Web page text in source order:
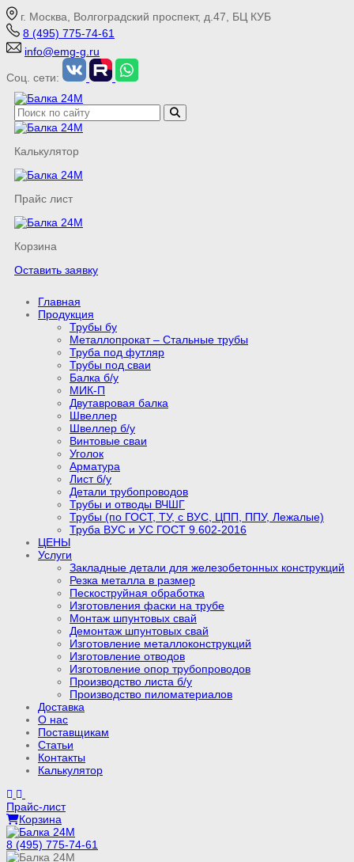
г. Москва, Волгоградский проспект, д.47, БЦ КУБ
8 (495) 775-74-61
info@emg-g.ru
Соц. сети:
Калькулятор
Прайс лист
Корзина
Оставить заявку
Главная
Продукция
Трубы бу
Металлопрокат – Стальные трубы
Труба под футляр
Трубы под сваи
Балка б/у
МИК-П
Двутавровая балка
Швеллер
Швеллер б/у
Винтовые сваи
Уголок
Арматура
Лист б/у
Детали трубопроводов
Трубы и отводы ВЧШГ
Трубы (по ГОСТ, ТУ, с ВУС, ЦПП, ППУ, Лежалые)
Труба ВУС и УС ГОСТ 9.602-2016
ЦЕНЫ
Услуги
Закладные детали для железобетонных конструкций
Резка металла в размер
Пескоструйная обработка
Изготовления фаски на трубе
Монтаж шпунтовых свай
Демонтаж шпунтовых свай
Изготовление металлоконструкций
Изготовление отводов
Изготовление опор трубопроводов
Производство листа б/у
Производство пиломатериалов
Доставка
О нас
Поставщикам
Статьи
Контакты
Калькулятор
Прайс-лист
Корзина
8 (495) 775-74-61